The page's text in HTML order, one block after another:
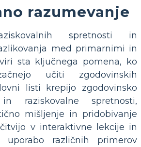
razumevanje
spretnosti in
med primarnimi in
sta ključnega pomena, ko
učiti zgodovinskih
listi krepijo zgodovinsko
in raziskovalne spretnosti,
mišljenje in pridobivanje
v interaktivne lekcije in
uporabo različnih primerov